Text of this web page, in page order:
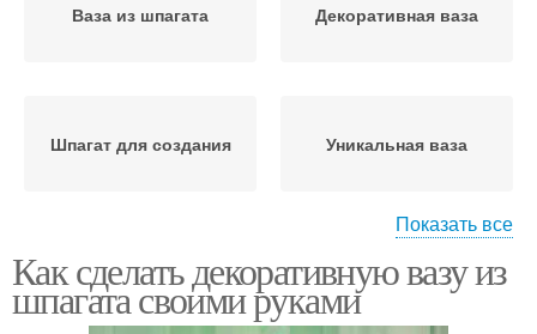
Ваза из шпагата Декоративная ваза
Шпагат для создания Уникальная ваза
Вазы с оформлением Вазы из картона
Показать все
Как сделать декоративную вазу из
шпагата своими руками